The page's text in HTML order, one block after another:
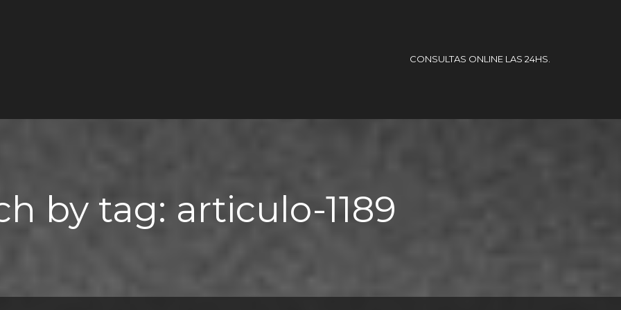
CONSULTAS ONLINE LAS 24HS.
by tag: articulo-1189